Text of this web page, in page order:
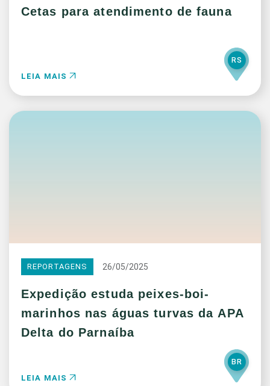
Cetas para atendimento de fauna
LEIA MAIS
RS
REPORTAGENS 26/05/2025
Expedição estuda peixes-boi-
marinhos nas águas turvas da APA
Delta do Parnaíba
LEIA MAIS
BR